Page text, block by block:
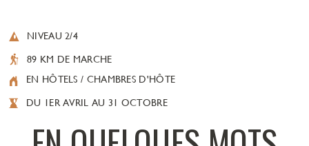
NIVEAU 2/4
89 KM DE MARCHE
EN HÔTELS / CHAMBRES D'HÔTE
DU 1ER AVRIL AU 31 OCTOBRE